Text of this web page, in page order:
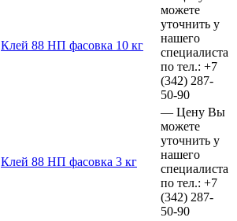
Клей 88 НП фасовка 10 кг
можете
уточнить у
нашего
специалиста
по тел.: +7
(342) 287-
50-90
Клей 88 НП фасовка 3 кг
— Цену Вы
можете
уточнить у
нашего
специалиста
по тел.: +7
(342) 287-
50-90